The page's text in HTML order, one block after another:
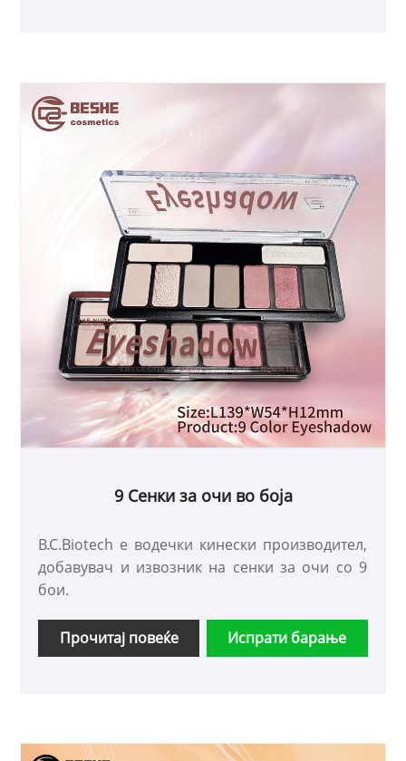
9 Сенки за очи во боја
B.C.Biotech е водечки кинески производител,
добавувач и извозник на сенки за очи со 9
бои.
Прочитај повеќе Испрати барање